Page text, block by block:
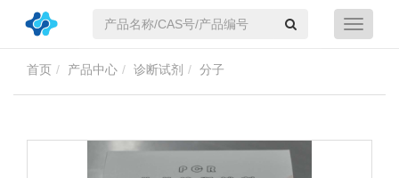
首页 产品中心 诊断试剂 分子